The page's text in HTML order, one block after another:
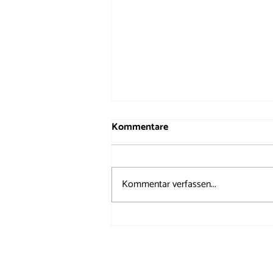
Kommentare
Kommentar verfassen...